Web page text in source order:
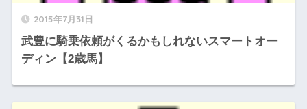
2015年7月31日
武豊に騎乗依頼がくるかもしれないスマートオー
ディン【2歳馬】